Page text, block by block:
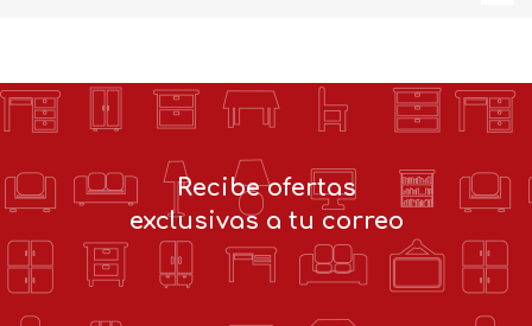
Recibe ofertas
exclusivas a tu correo